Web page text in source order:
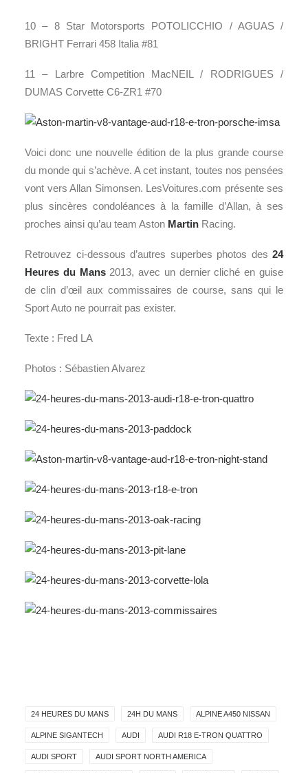
10 – 8 Star Motorsports POTOLICCHIO / AGUAS /
BRIGHT Ferrari 458 Italia #81
11 – Larbre Competition MacNEIL / RODRIGUES /
DUMAS Corvette C6-ZR1 #70
Voici donc une nouvelle édition de la plus grande course
du monde qui s’achève. A cet instant, toutes nos pensées
vont vers Allan Simonsen. LesVoitures.com présente ses
plus sincères condoléances à la famille d’Allan, à ses
proches ainsi qu’au team Aston Martin Racing.
Retrouvez ci-dessous d’autres superbes photos des 24
Heures du Mans2013, avec un dernier cliché en guise
de clin d’œil aux commissaires de course, sans qui le
Sport Auto ne pourrait pas exister.
Texte : Fred LA
Photos : Sébastien Alvarez
24 HEURES DU MANS 24H DU MANS ALPINE A450 NISSAN
ALPINE SIGANTECH AUDI AUDI R18 E-TRON QUATTRO
AUDI SPORT AUDI SPORT NORTH AMERICA